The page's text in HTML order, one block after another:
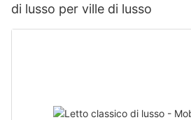
di lusso per ville di lusso